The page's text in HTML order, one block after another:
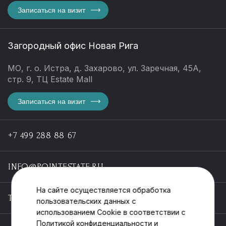
Записаться на визит
Загородный офис Новая Рига
МО, г. о. Истра, д. Захарово, ул. Заречная, 45А,
стр. 9, ТЦ Estate Mall
Записаться на визит
+7 499 288 88 67
INFO@POINTESTATE.RU
TELEGRAM
На сайте осуществляется обработка
пользовательских данных с
использованием Cookie в соответствии с
Политикой конфиденциальности и